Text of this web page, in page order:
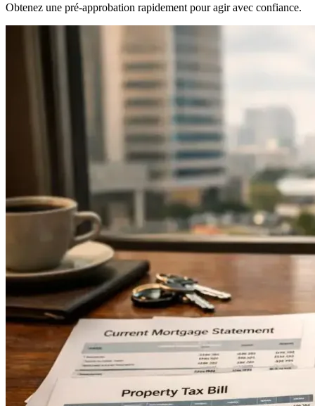
Obtenez une pré-approbation rapidement pour agir avec confiance.